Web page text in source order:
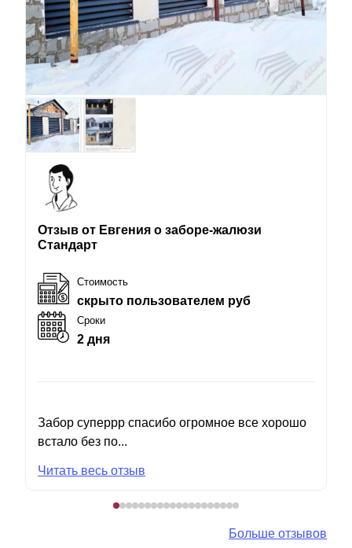
Отзыв от Евгения о заборе-жалюзи
Стандарт
Стоимость
скрыто пользователем руб
Сроки
2 дня
Забор суперрр спасибо огромное все хорошо
встало без по...
Читать весь отзыв
Больше отзывов